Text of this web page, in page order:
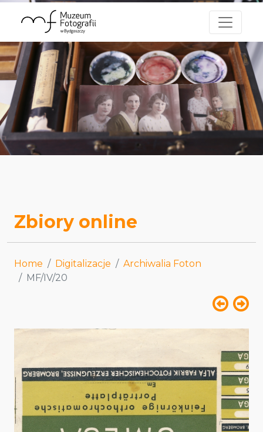
Zbiory online
Home Digitalizacje
Archiwalia Foton
MF/IV/20